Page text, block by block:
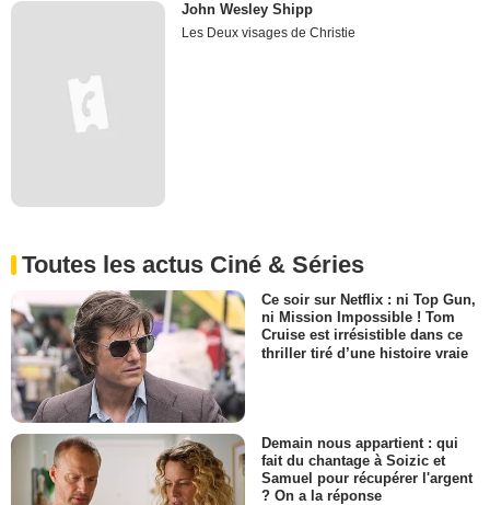
John Wesley Shipp
Les Deux visages de Christie
Toutes les actus Ciné & Séries
Ce soir sur Netflix : ni Top Gun,
ni Mission Impossible ! Tom
Cruise est irrésistible dans ce
thriller tiré d’une histoire vraie
Demain nous appartient : qui
fait du chantage à Soizic et
Samuel pour récupérer l'argent
? On a la réponse